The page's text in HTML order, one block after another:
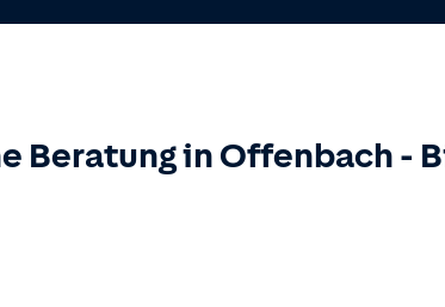
Beratung in Offenbach -